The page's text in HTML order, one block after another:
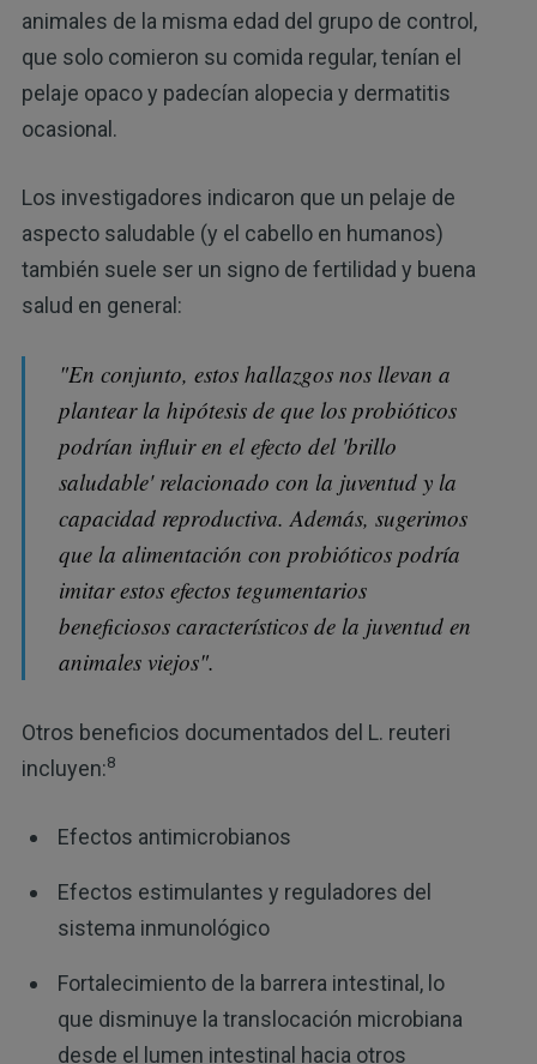
animales de la misma edad del grupo de control,
que solo comieron su comida regular, tenían el
pelaje opaco y padecían alopecia y dermatitis
ocasional.
Los investigadores indicaron que un pelaje de
aspecto saludable (y el cabello en humanos)
también suele ser un signo de fertilidad y buena
salud en general:
"En conjunto, estos hallazgos nos llevan a
plantear la hipótesis de que los probióticos
podrían influir en el efecto del 'brillo
saludable' relacionado con la juventud y la
capacidad reproductiva. Además, sugerimos
que la alimentación con probióticos podría
imitar estos efectos tegumentarios
beneficiosos característicos de la juventud en
animales viejos".
Otros beneficios documentados del L. reuteri
incluyen:8
Efectos antimicrobianos
Efectos estimulantes y reguladores del
sistema inmunológico
Fortalecimiento de la barrera intestinal, lo
que disminuye la translocación microbiana
desde el lumen intestinal hacia otros